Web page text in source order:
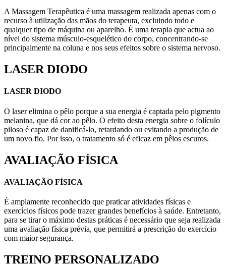
A Massagem Terapêutica é uma massagem realizada apenas com o
recurso à utilização das mãos do terapeuta, excluindo todo e
qualquer tipo de máquina ou aparelho. É uma terapia que actua ao
nível do sistema músculo-esquelético do corpo, concentrando-se
principalmente na coluna e nos seus efeitos sobre o sistema nervoso.
LASER DIODO
LASER DIODO
O laser elimina o pêlo porque a sua energia é captada pelo pigmento
melanina, que dá cor ao pêlo. O efeito desta energia sobre o folículo
piloso é capaz de danificá-lo, retardando ou evitando a produção de
um novo fio. Por isso, o tratamento só é eficaz em pêlos escuros.
AVALIAÇÃO FÍSICA
AVALIAÇÃO FÍSICA
É amplamente reconhecido que praticar atividades físicas e
exercícios físicos pode trazer grandes benefícios à saúde. Entretanto,
para se tirar o máximo destas práticas é necessário que seja realizada
uma avaliação física prévia, que permitirá a prescrição do exercício
com maior segurança.
TREINO PERSONALIZADO